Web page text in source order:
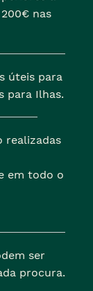
nas
úteis para
para Ilhas.
realizadas
em todo o
ser
procura.